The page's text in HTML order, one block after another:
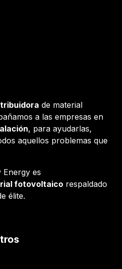
de material
a las empresas en
, para ayudarlas,
aquellos problemas que
Energy es
fotovoltaico respaldado
élite.